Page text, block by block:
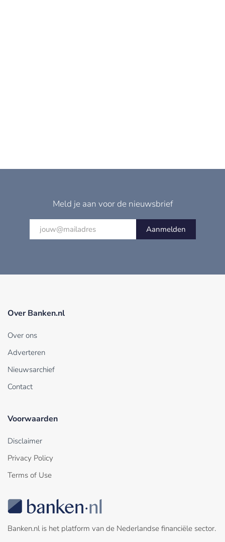
Meld je aan voor de nieuwsbrief
Aanmelden
Over Banken.nl
Over ons
Adverteren
Nieuwsarchief
Contact
Voorwaarden
Disclaimer
Privacy Policy
Terms of Use
Banken.nl is het platform van de Nederlandse financiële sector.